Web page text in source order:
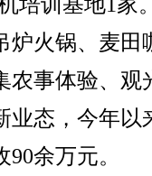
炉火锅、麦田
农事体验、观
业态，今年以
余万元。